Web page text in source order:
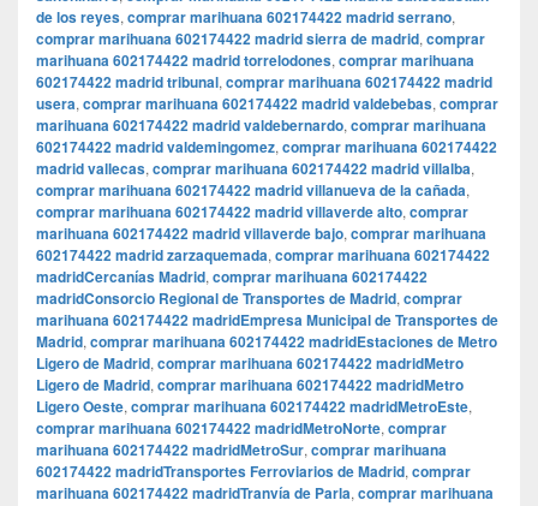
de los reyes, comprar marihuana 602174422 madrid serrano,
comprar marihuana 602174422 madrid sierra de madrid, comprar
marihuana 602174422 madrid torrelodones, comprar marihuana
602174422 madrid tribunal, comprar marihuana 602174422 madrid
usera, comprar marihuana 602174422 madrid valdebebas, comprar
marihuana 602174422 madrid valdebernardo, comprar marihuana
602174422 madrid valdemingomez, comprar marihuana 602174422
madrid vallecas, comprar marihuana 602174422 madrid villalba,
comprar marihuana 602174422 madrid villanueva de la cañada,
comprar marihuana 602174422 madrid villaverde alto, comprar
marihuana 602174422 madrid villaverde bajo, comprar marihuana
602174422 madrid zarzaquemada, comprar marihuana 602174422
madridCercanías Madrid, comprar marihuana 602174422
madridConsorcio Regional de Transportes de Madrid, comprar
marihuana 602174422 madridEmpresa Municipal de Transportes de
Madrid, comprar marihuana 602174422 madridEstaciones de Metro
Ligero de Madrid, comprar marihuana 602174422 madridMetro
Ligero de Madrid, comprar marihuana 602174422 madridMetro
Ligero Oeste, comprar marihuana 602174422 madridMetroEste,
comprar marihuana 602174422 madridMetroNorte, comprar
marihuana 602174422 madridMetroSur, comprar marihuana
602174422 madridTransportes Ferroviarios de Madrid, comprar
marihuana 602174422 madridTranvía de Parla, comprar marihuana